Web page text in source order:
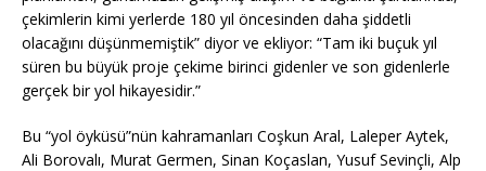
çekimlerin kimi yerlerde 180 yıl öncesinden daha şiddetli
olacağını düşünmemiştik” diyor ve ekliyor: “Tam iki buçuk yıl
süren bu büyük proje çekime birinci gidenler ve son gidenlerle
gerçek bir yol hikayesidir.”
Bu “yol öyküsü”nün kahramanları Coşkun Aral, Laleper Aytek,
Ali Borovalı, Murat Germen, Sinan Koçaslan, Yusuf Sevinçli, Alp